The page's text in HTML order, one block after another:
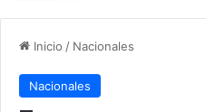
Inicio / Nacionales
Nacionales